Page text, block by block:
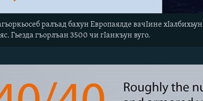
ралъад бахун Европаялде вачIине
Гьезда гъорлъан 3500 чи гIанкъун вуго.